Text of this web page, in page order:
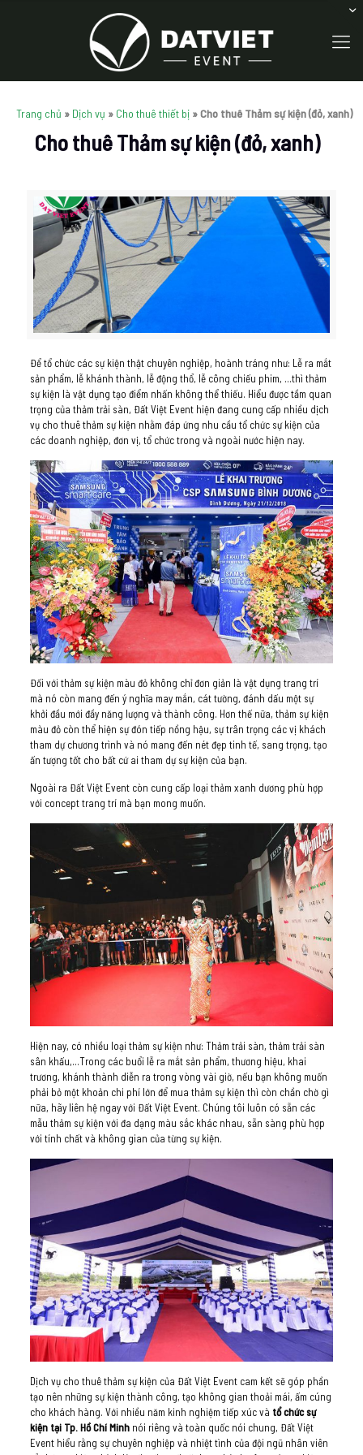
Trang chủ » Dịch vụ » Cho thuê thiết bị »Cho thuê Thảm sự kiện (đỏ, xanh)
Cho thuê Thảm sự kiện (đỏ, xanh)
Để tổ chức các sự kiện thật chuyên nghiệp, hoành tráng như: Lễ ra mắt
sản phẩm, lễ khánh thành, lễ động thổ, lễ công chiếu phim, …thì thảm
sự kiện là vật dụng tạo điểm nhấn không thể thiếu. Hiểu được tầm quan
trọng của thảm trải sàn, Đất Việt Event hiện đang cung cấp nhiều dịch
vụ cho thuê thảm sự kiện nhằm đáp ứng nhu cầu tổ chức sự kiện của
các doanh nghiệp, đơn vị, tổ chức trong và ngoài nước hiện nay.
Đối với thảm sự kiện màu đỏ không chỉ đơn giản là vật dụng trang trí
mà nó còn mang đến ý nghĩa may mắn, cát tường, đánh dấu một sự
khởi đầu mới đầy năng lượng và thành công. Hơn thế nữa, thảm sự kiện
màu đỏ còn thể hiện sự đón tiếp nồng hậu, sự trân trọng các vị khách
tham dự chương trình và nó mang đến nét đẹp tinh tế, sang trọng, tạo
ấn tượng tốt cho bất cứ ai tham dự sự kiện của bạn.
Ngoài ra Đất Việt Event còn cung cấp loại thảm xanh dương phù hợp
với concept trang trí mà bạn mong muốn.
Hiện nay, có nhiều loại thảm sự kiện như: Thảm trải sàn, thảm trải sàn
sân khấu,…Trong các buổi lễ ra mắt sản phẩm, thương hiệu, khai
trương, khánh thành diễn ra trong vòng vài giờ, nếu bạn không muốn
phải bỏ một khoản chi phí lớn để mua thảm sự kiện thì còn chần chờ gì
nữa, hãy liên hệ ngay với Đất Việt Event. Chúng tôi luôn có sẵn các
mẫu thảm sự kiện với đa dạng màu sắc khác nhau, sẵn sàng phù hợp
với tính chất và không gian của từng sự kiện.
Dịch vụ cho thuê thảm sự kiện của Đất Việt Event cam kết sẽ góp phần
tạo nên những sự kiện thành công, tạo không gian thoải mái, ấm cúng
cho khách hàng. Với nhiều năm kinh nghiệm tiếp xúc và tổ chức sự
kiện tại Tp. Hồ Chí Minhnói riêng và toàn quốc nói chung, Đất Việt
Event hiểu rằng sự chuyên nghiệp và nhiệt tình của đội ngũ nhân viên